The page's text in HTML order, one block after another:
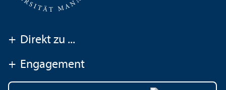
+ Direkt zu ...
+ Engagement